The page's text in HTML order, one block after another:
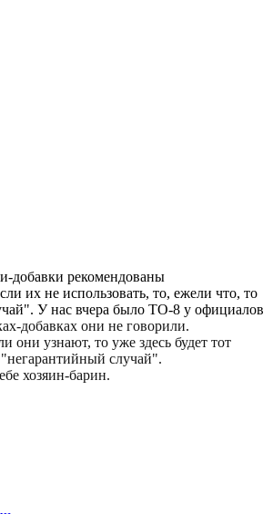
добавки рекомендованы
их не использовать, то, ежели что, то
У нас вчера было ТО-8 у официалов
добавках они не говорили.
они узнают, то уже здесь будет тот
случай".
хозяин-барин.